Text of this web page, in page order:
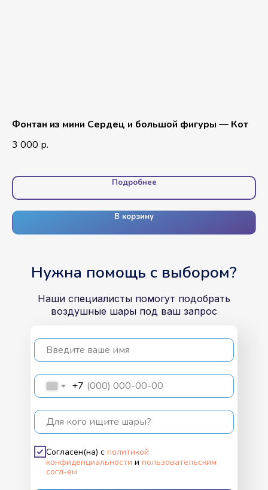
Фонтан из мини Сердец и большой фигуры — Кот
3 000 р.
Подробнее
В корзину
Наши специалисты помогут подобрать
воздушные шары под ваш запрос
Введите ваше имя
+7
Для кого ищите шары?
Согласен(на) с политикой
конфиденциальности и пользовательским
согл-ем
Нужна помощь с выбором?